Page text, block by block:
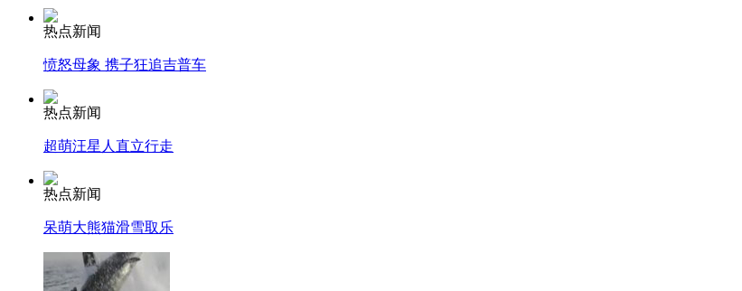
热点新闻
愤怒母象 携子狂追吉普车
热点新闻
超萌汪星人直立行走
热点新闻
呆萌大熊猫滑雪取乐